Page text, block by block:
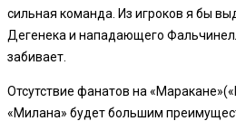
сильная команда. Из игроков я бы
Дегенека и нападающего
забивает.
Отсутствие фанатов на
«Милана» будет большим